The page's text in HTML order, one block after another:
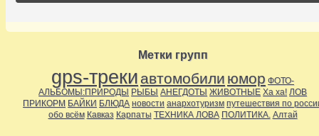
Метки групп
gps-треки автомобили юмор ФОТО-
АЛЬБОМЫ:ПРИРОДЫ РЫБЫ АНЕГДОТЫ ЖИВОТНЫЕ Ха ха! ЛОВ
ПРИКОРМ БАЙКИ БЛЮДА новости анархотуризм путешествия по
обо всём Кавказ Карпаты ТЕХНИКА ЛОВА ПОЛИТИКА. Алтай